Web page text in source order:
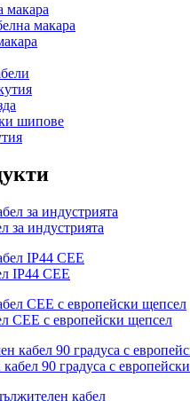
макара
макара
шипове
за индустрията
IP44 CEE
CEE с европейски щепсел
90 градуса с